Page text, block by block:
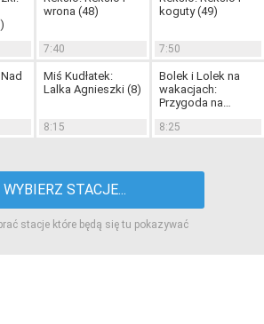
wrona (48)
7:40
koguty (49)
7:50
Miś Kudłatek:
Lalka Agnieszki (8)
8:15
Bolek i Lolek na
wakacjach:
Przygoda na
8:25
WYBIERZ STACJE...
stacje które będą się tu pokazywać